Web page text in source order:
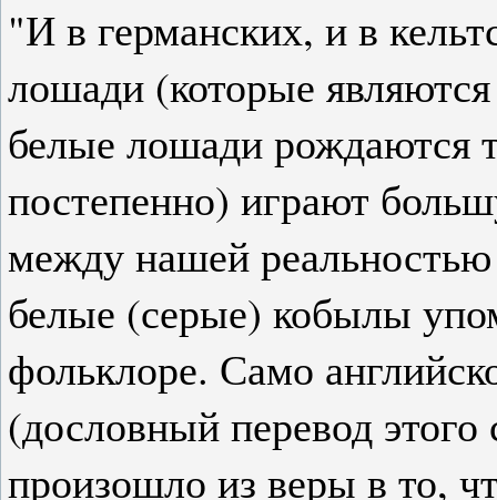
"И в германских, и в
лошади (которые
белые лошади рождаются
постепенно) играют
между нашей
белые (серые) кобылы
фольклоре. Само
(дословный перевод
произошло из веры в то,